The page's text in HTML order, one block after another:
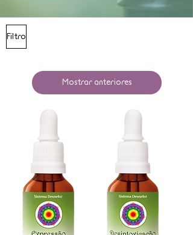
Filtro
Mostrar anteriores